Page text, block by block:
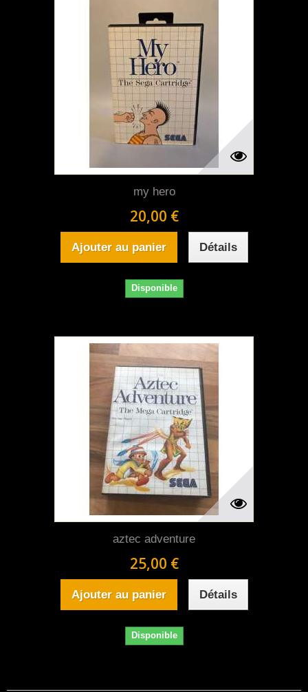
my hero
20,00 €
Ajouter au panier Détails
Disponible
aztec adventure
25,00 €
Ajouter au panier Détails
Disponible